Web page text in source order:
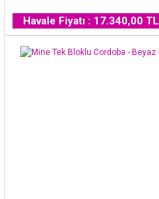
Havale Fiyatı : 17.340,00 TL